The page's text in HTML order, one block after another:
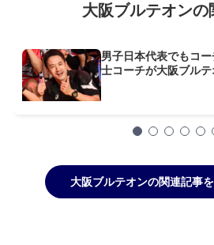
大阪ブルテオンの
男子日本代表でもコ
士コーチが大阪ブルテ
大阪ブルテオンの関連記事